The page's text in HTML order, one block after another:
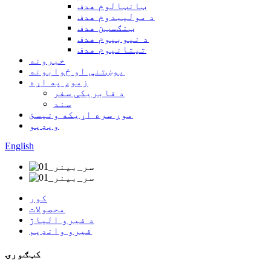
ټانټالوم هدف
د مولیبدوم هدف
ټنګسټن هدف
د نیوبیوم هدف
تیتانیوم هدف
خبرونه
پوښتنې او ځوابونه
زموږ په اړه
د فابریکې سفر
سند
موږ سره اړیکه ونیسئ
ویډیو
English
کور
محصولات
د فیرو الیاژ
فیرو وانډیم
کټګورۍ